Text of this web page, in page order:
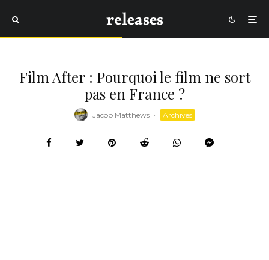
Film After : Pourquoi le film ne sort
pas en France ?
Jacob Matthews · Archives